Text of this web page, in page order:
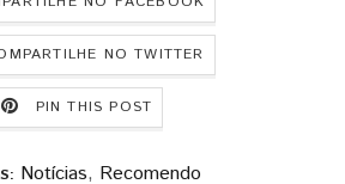
NO TWITTER
PIN THIS POST
Notícias, Recomendo